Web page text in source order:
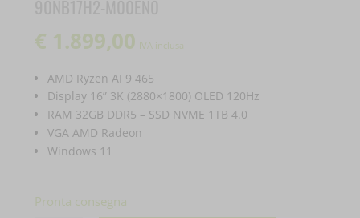
€ 1.899,00 IVA inclusa
AMD Ryzen AI 9 465
Display 16” 3K (2880×1800) OLED 120Hz
RAM 32GB DDR5 – SSD NVME 1TB 4.0
VGA AMD Radeon
Windows 11
Pronta consegna